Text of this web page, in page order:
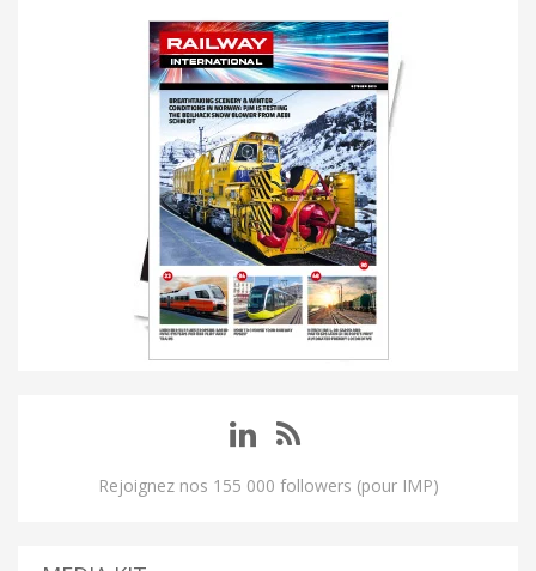
Rejoignez nos 155 000 followers (pour IMP)